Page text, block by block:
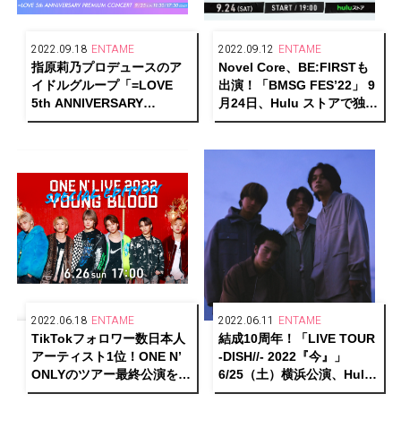
2022.09.18 ENTAME
指原莉乃プロデュースのア
イドルグループ「=LOVE
5th ANNIVERSARY
PREMIUM CONCERT」
2022.09.12 ENTAME
Novel Core、BE:FIRSTも
出演！「BMSG FES’22」 9
月24日、Hulu ストアで独占
配信決定！
2022.06.18 ENTAME
TikTokフォロワー数日本人
アーティスト1位！ONE N’
ONLYのツアー最終公演を
Huluストアで独占配信！
2022.06.11 ENTAME
結成10周年！「LIVE TOUR
-DISH//- 2022『今』」
6/25（土）横浜公演、Hulu
ストアで生配信決定！